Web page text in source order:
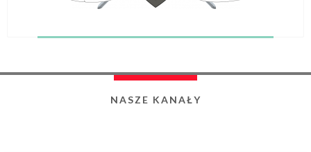
NASZE KANAŁY